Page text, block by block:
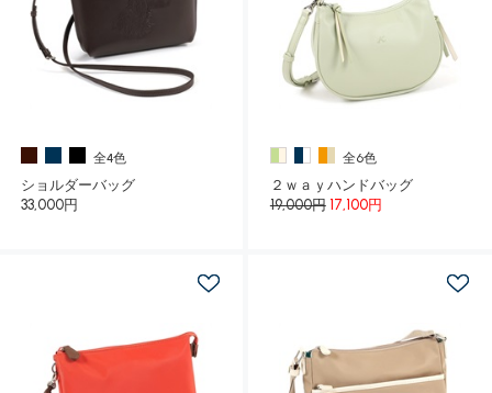
全4色
ショルダーバッグ
33,000円
全6色
２ｗａｙハンドバッグ
19,000円 17,100円